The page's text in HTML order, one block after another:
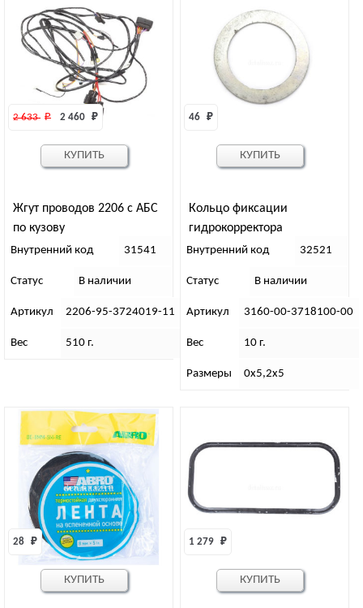
Жгут проводов 2206 с АБС
по кузову
2 633 ₽ 2 460 ₽
Внутренний код 31541
Статус В наличии
Артикул 2206-95-3724019-11
Вес 510 г.
КУПИТЬ
Кольцо фиксации
гидрокорректора
46 ₽
Внутренний код 32521
Статус В наличии
Артикул 3160-00-3718100-00
Вес 10 г.
Размеры 0х5,2х5
КУПИТЬ
28 ₽
КУПИТЬ
1 279 ₽
КУПИТЬ